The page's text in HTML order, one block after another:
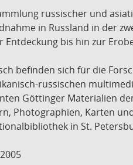
russischer und
in Russland in der
bis hin zur
befinden sich für die
russischen
Göttinger Materialien
Photographien, Karten
in St.